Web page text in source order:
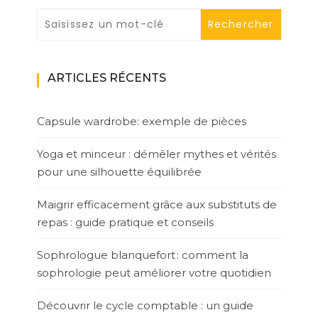
ARTICLES RÉCENTS
Capsule wardrobe: exemple de pièces
Yoga et minceur : démêler mythes et vérités
pour une silhouette équilibrée
Maigrir efficacement grâce aux substituts de
repas : guide pratique et conseils
Sophrologue blanquefort : comment la
sophrologie peut améliorer votre quotidien
Découvrir le cycle comptable : un guide